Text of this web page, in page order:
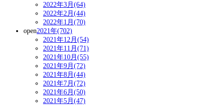
2022年3月(64)
2022年2月(44)
2022年1月(70)
open2021年(702)
2021年12月(54)
2021年11月(71)
2021年10月(55)
2021年9月(72)
2021年8月(44)
2021年7月(72)
2021年6月(50)
2021年5月(47)